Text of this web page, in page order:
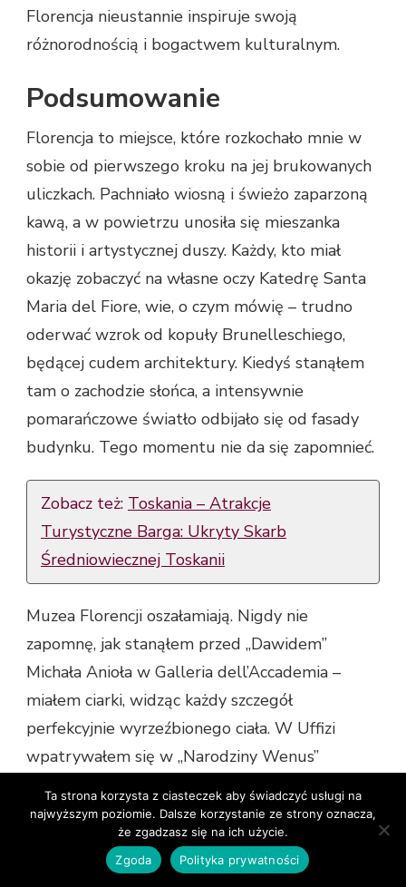
Florencja nieustannie inspiruje swoją
różnorodnością i bogactwem kulturalnym.
Podsumowanie
Florencja to miejsce, które rozkochało mnie w
sobie od pierwszego kroku na jej brukowanych
uliczkach. Pachniało wiosną i świeżo zaparzoną
kawą, a w powietrzu unosiła się mieszanka
historii i artystycznej duszy. Każdy, kto miał
okazję zobaczyć na własne oczy Katedrę Santa
Maria del Fiore, wie, o czym mówię – trudno
oderwać wzrok od kopuły Brunelleschiego,
będącej cudem architektury. Kiedyś stanąłem
tam o zachodzie słońca, a intensywnie
pomarańczowe światło odbijało się od fasady
budynku. Tego momentu nie da się zapomnieć.
Zobacz też: Toskania – Atrakcje
Turystyczne Barga: Ukryty Skarb
Średniowiecznej Toskanii
Muzea Florencji oszałamiają. Nigdy nie
zapomnę, jak stanąłem przed „Dawidem”
Michała Anioła w Galleria dell’Accademia –
miałem ciarki, widząc każdy szczegół
perfekcyjnie wyrzeźbionego ciała. W Uffizi
wpatrywałem się w „Narodziny Wenus”
niedowierzania. To nie są zwykłe dzieła sztuki;
to manifestacje geniuszu, które zmieniają
spojrzenie na świat.
Ta strona korzysta z ciasteczek aby świadczyć usługi na
najwyższym poziomie. Dalsze korzystanie ze strony oznacza,
że zgadzasz się na ich użycie.
Zgoda
Polityka prywatności